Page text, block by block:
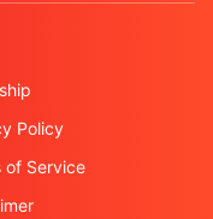
Policy
of Service